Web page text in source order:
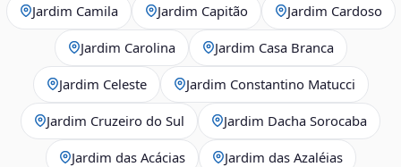
Jardim Camila Jardim Capitão Jardim Cardoso
Jardim Carolina Jardim Casa Branca
Jardim Celeste Jardim Constantino Matucci
Jardim Cruzeiro do Sul Jardim Dacha Sorocaba
Jardim das Acácias Jardim das Azaléias